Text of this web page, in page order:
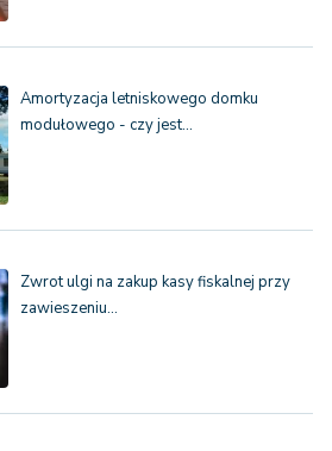
Amortyzacja letniskowego domku
modułowego - czy jest…
Zwrot ulgi na zakup kasy fiskalnej przy
zawieszeniu…